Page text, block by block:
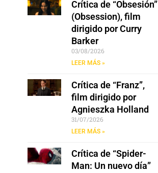
Crítica de “Obsesión”
(Obsession), film
dirigido por Curry
Barker
03/08/2026
LEER MÁS »
Crítica de “Franz”,
film dirigido por
Agnieszka Holland
31/07/2026
LEER MÁS »
Crítica de “Spider-
Man: Un nuevo día”